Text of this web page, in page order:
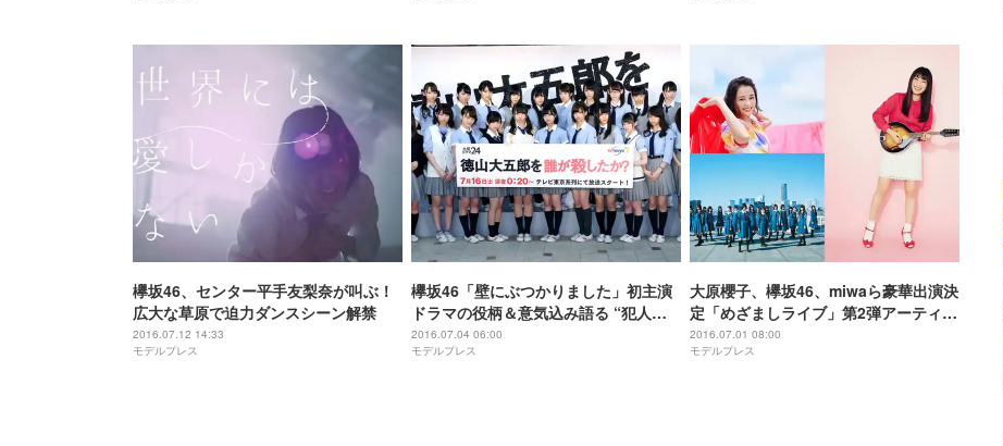
欅坂46、センター平手友梨奈が叫ぶ！
広大な草原で迫力ダンスシーン解禁
2016.07.12 14:33
モデルプレス
欅坂46「壁にぶつかりました」初主演
ドラマの役柄＆意気込み語る “犯人
説”にも言及
2016.07.04 06:00
モデルプレス
大原櫻子、欅坂46、miwaら豪華出演決
定「めざましライブ」第2弾アーティス
ト発表
2016.07.01 08:00
モデルプレス